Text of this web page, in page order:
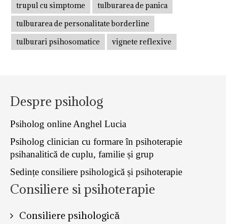
trupul cu simptome
tulburarea de panica
tulburarea de personalitate borderline
tulburari psihosomatice
vignete reflexive
Despre psiholog
Psiholog online Anghel Lucia
Psiholog clinician cu formare în psihoterapie
psihanalitică de cuplu, familie și grup
Sedințe consiliere psihologică și psihoterapie
Consiliere si psihoterapie
Consiliere psihologică